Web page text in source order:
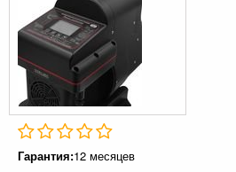
Гарантия:12 месяцев